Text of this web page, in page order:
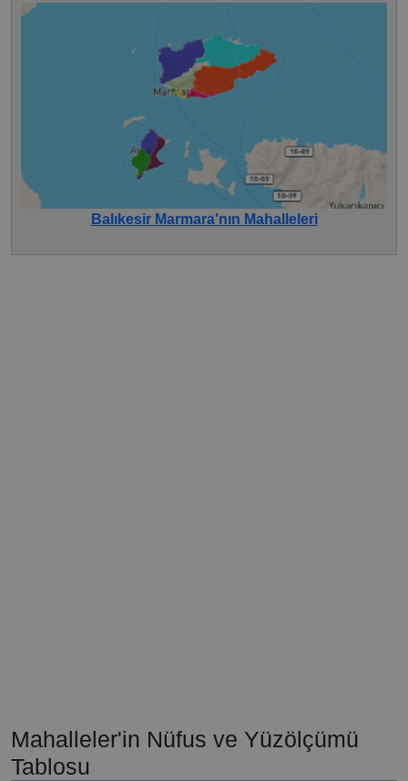
Balıkesir Marmara'nın Mahalleleri
Mahalleler'in Nüfus ve Yüzölçümü
Tablosu